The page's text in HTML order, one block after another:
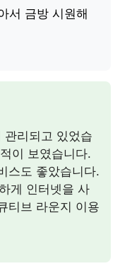
서 금방 시원해
관리되고 있었습
이 보였습니다.
스도 좋았습니다.
게 인터넷을 사
티브 라운지 이용